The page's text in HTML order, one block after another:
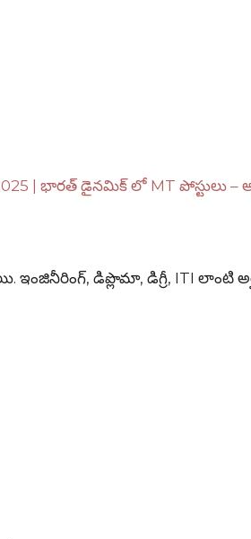
| భారత్ డైనమిక్ లో MT పోస్టులు –
ఇంజినీరింగ్, డిప్లొమా, డిగ్రీ, ITI లాంటి